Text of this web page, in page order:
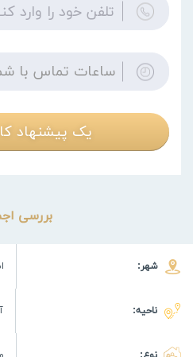
ساعات تماس با
یک پیشنهاد
بررسی
شهر:
ناحیه: